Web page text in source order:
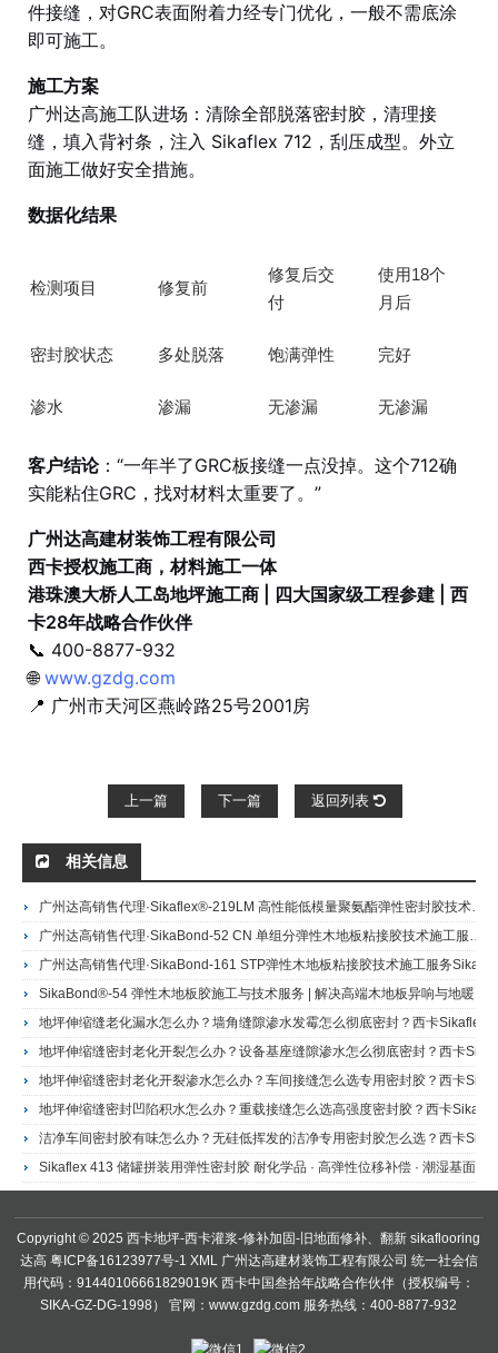
件接缝，对GRC表面附着力经专门优化，一般不需底涂
即可施工。
施工方案
广州达高施工队进场：清除全部脱落密封胶，清理接
缝，填入背衬条，注入 Sikaflex 712，刮压成型。外立
面施工做好安全措施。
数据化结果
检测项目 修复前
修复后交
付
使用18个
月后
密封胶状态 多处脱落 饱满弹性 完好
渗水 渗漏 无渗漏 无渗漏
客户结论：“一年半了GRC板接缝一点没掉。这个712确
实能粘住GRC，找对材料太重要了。”
广州达高建材装饰工程有限公司
西卡授权施工商，材料施工一体
港珠澳大桥人工岛地坪施工商 | 四大国家级工程参建 | 西
卡28年战略合作伙伴
📞 400-8877-932
🌐www.gzdg.com
📍 广州市天河区燕岭路25号2001房
上一篇 下一篇 返回列表
相关信息
广州达高销售代理·Sikaflex®-219LM 高性能低模量聚氨酯弹性密封胶技术施工服务Sikaflex® -219LM 高性能、低模量聚氨酯弹性密封胶
广州达高销售代理·SikaBond-52 CN 单组分弹性木地板粘接胶技术施工服务SikaBond 52 CN 环保无溶剂易铺型木地板粘合剂
Copyright © 2025 西卡地坪-西卡灌浆-修补加固-旧地面修补、翻新sikaflooring
达高 粤ICP备16123977号-1 XML广州达高建材装饰工程有限公司 统一社会信
用代码：91440106661829019K 西卡中国叁拾年战略合作伙伴（授权编号：
SIKA-GZ-DG-1998） 官网：www.gzdg.com 服务热线：400-8877-932